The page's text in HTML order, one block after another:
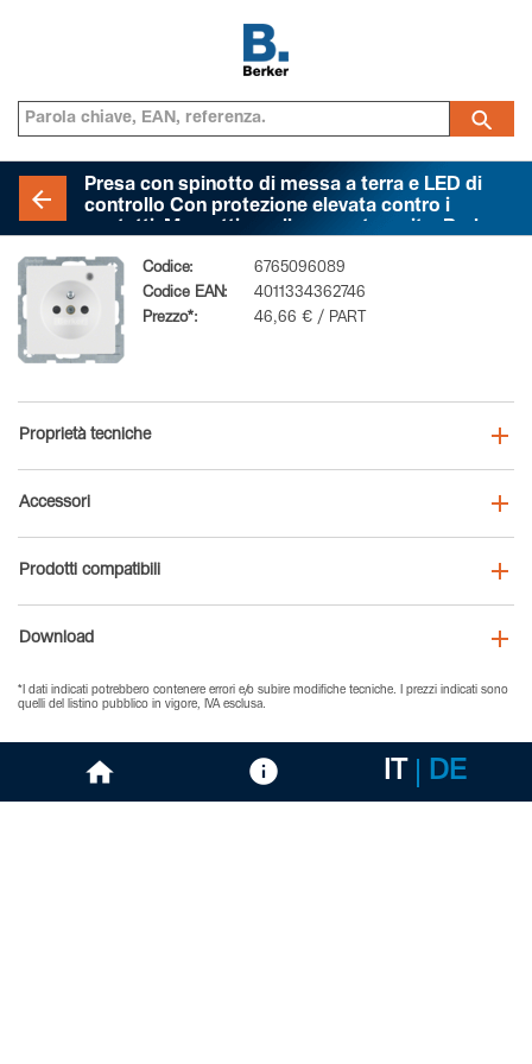
Presa con spinotto di messa a terra e LED di
controllo Con protezione elevata contro i
Codice:
6765096089
Codice EAN:
4011334362746
Prezzo*:
46,66 € / PART
Proprietà tecniche
Accessori
Prodotti compatibili
Download
*I dati indicati potrebbero contenere errori e/o subire modifiche tecniche. I prezzi indicati sono
quelli del listino pubblico in vigore, IVA esclusa.
IT DE